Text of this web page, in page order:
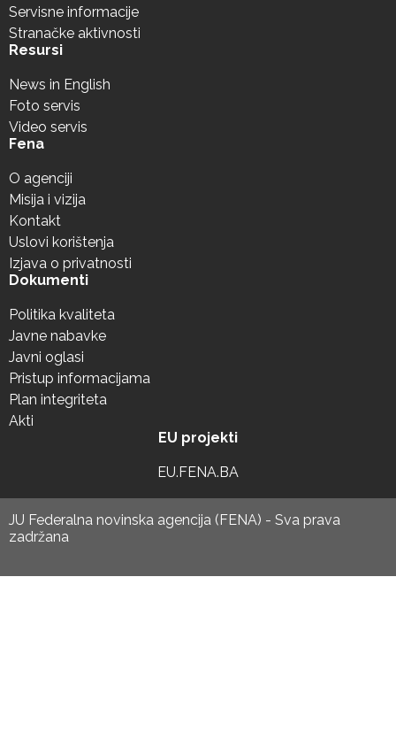
Servisne informacije
Stranačke aktivnosti
Resursi
News in English
Foto servis
Video servis
Fena
O agenciji
Misija i vizija
Kontakt
Uslovi korištenja
Izjava o privatnosti
Dokumenti
Politika kvaliteta
Javne nabavke
Javni oglasi
Pristup informacijama
Plan integriteta
Akti
EU projekti
EU.FENA.BA
JU Federalna novinska agencija (FENA) - Sva prava
zadržana